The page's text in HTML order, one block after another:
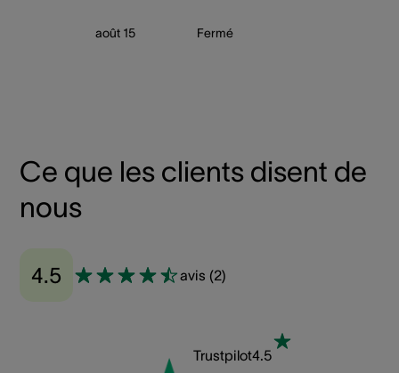
août 15 Fermé
Ce que les clients disent de
nous
4.5 avis (2)
Trustpilot4.5